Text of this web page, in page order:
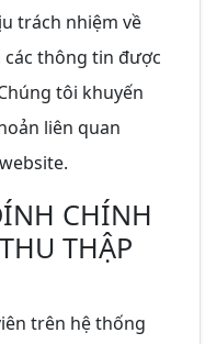
trách nhiệm về
thông tin được
tôi khuyến
liên quan
CHÍNH
THẬP
trên hệ thống